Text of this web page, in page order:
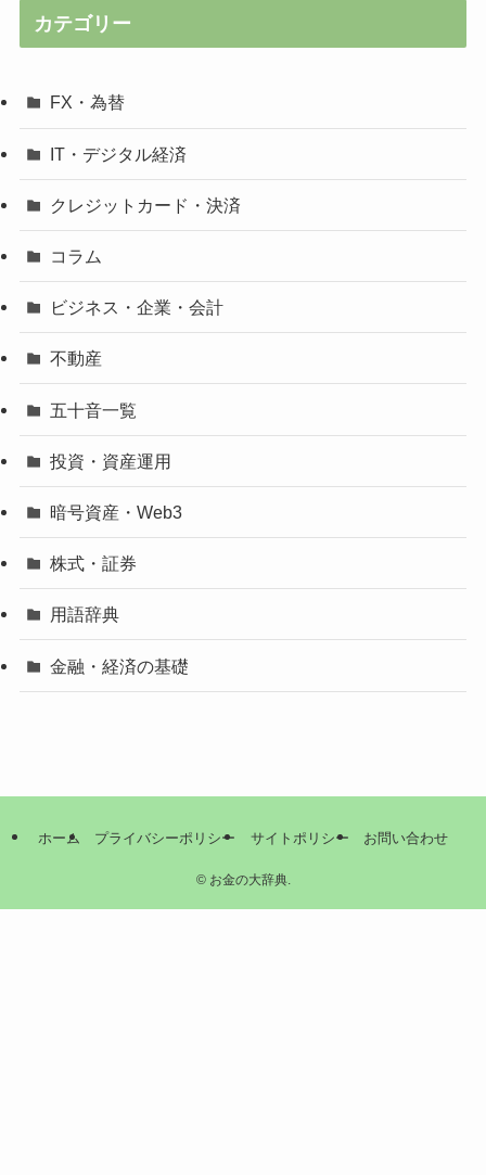
カテゴリー
FX・為替
IT・デジタル経済
クレジットカード・決済
コラム
ビジネス・企業・会計
不動産
五十音一覧
投資・資産運用
暗号資産・Web3
株式・証券
用語辞典
金融・経済の基礎
ホーム プライバシーポリシー サイトポリシー お問い合わせ
©お金の大辞典.